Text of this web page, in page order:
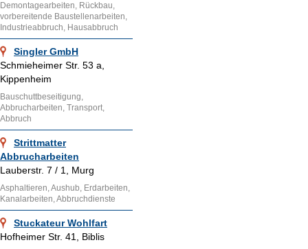
Demontagearbeiten, Rückbau,
vorbereitende Baustellenarbeiten,
Industrieabbruch, Hausabbruch
Singler GmbH
Schmieheimer Str. 53 a,
Kippenheim
Bauschuttbeseitigung,
Abbrucharbeiten, Transport,
Abbruch
Strittmatter
Abbrucharbeiten
Lauberstr. 7 / 1, Murg
Asphaltieren, Aushub, Erdarbeiten,
Kanalarbeiten, Abbruchdienste
Stuckateur Wohlfart
Hofheimer Str. 41, Biblis